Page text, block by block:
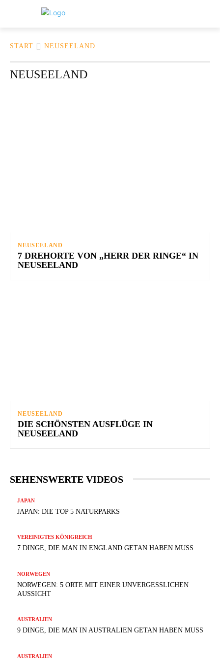
START NEUSEELAND
NEUSEELAND
NEUSEELAND
7 DREHORTE VON „HERR DER RINGE“ IN
NEUSEELAND
NEUSEELAND
DIE SCHÖNSTEN AUSFLÜGE IN
NEUSEELAND
SEHENSWERTE VIDEOS
JAPAN
JAPAN: DIE TOP 5 NATURPARKS
VEREINIGTES KÖNIGREICH
7 DINGE, DIE MAN IN ENGLAND GETAN HABEN MUSS
NORWEGEN
NORWEGEN: 5 ORTE MIT EINER UNVERGESSLICHEN
AUSSICHT
AUSTRALIEN
9 DINGE, DIE MAN IN AUSTRALIEN GETAN HABEN MUSS
AUSTRALIEN